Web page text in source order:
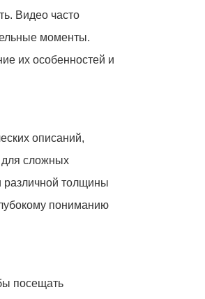
Видео часто
моменты.
их особенностей и
описаний,
сложных
различной толщины
пониманию
посещать